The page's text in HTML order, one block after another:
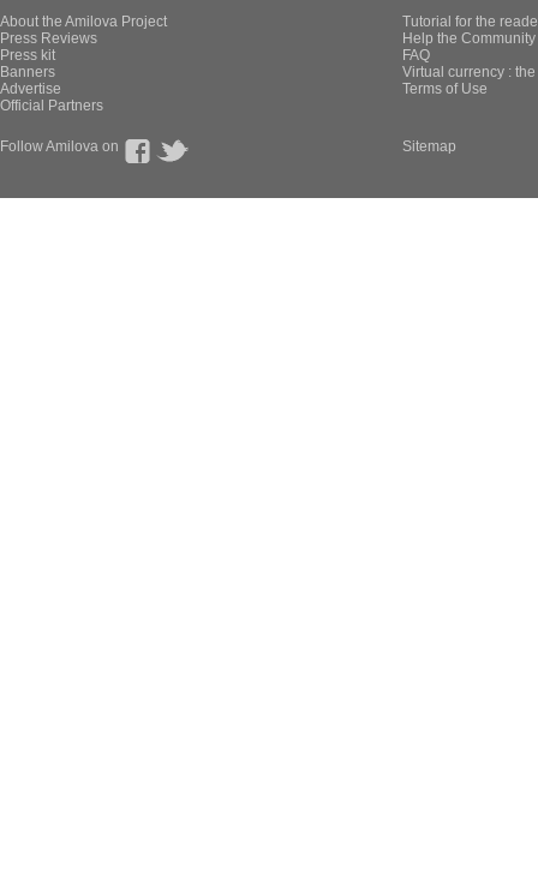
About the Amilova Project
Press Reviews
Press kit
Banners
Advertise
Official Partners
Tutorial for the
Help the
FAQ
Virtual currency :
Terms of Use
Follow Amilova on Sitemap